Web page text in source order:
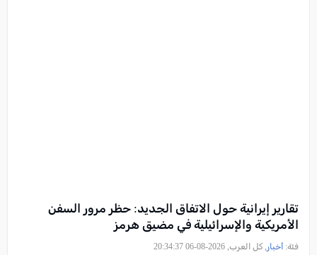
تقارير إيرانية حول الاتفاق الجديد: حظر مرور السفن
الأمريكية والإسرائيلية في مضيق هرمز
فئة: أخبار , كل العرب, 2026-08-06 20:34:37